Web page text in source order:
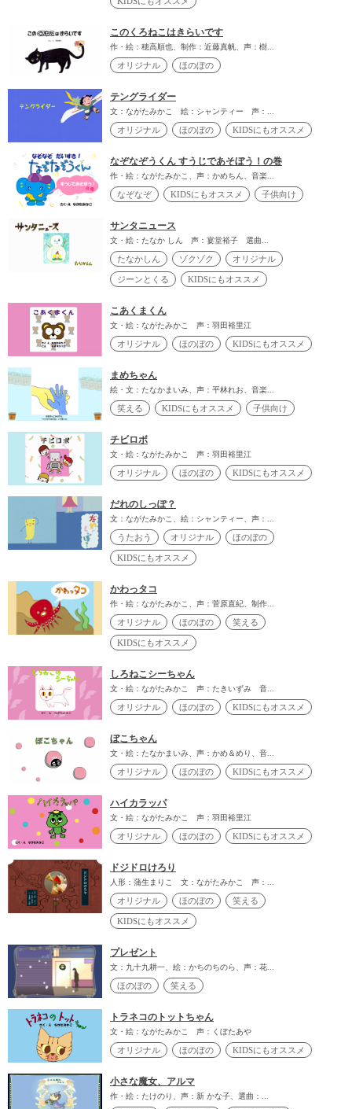
このくろねこはきらいです
作・絵：穂高順也、制作：近藤真帆、声：樹...
オリジナル ほのぼの
テングライダー
文：ながたみかこ 絵：シャンティー 声：...
オリジナル ほのぼの KIDSにもオススメ
なぞなぞうくん すうじであそぼう！の巻
作・絵：ながたみかこ、声：かめちん、音楽...
なぞなぞ KIDSにもオススメ 子供向け
サンタニュース
文・絵：たなか しん 声：宴堂裕子 選曲...
たなかしん ゾクゾク オリジナル
ジーンとくる KIDSにもオススメ
こあくまくん
文・絵：ながたみかこ 声：羽田裕里江
オリジナル ほのぼの KIDSにもオススメ
まめちゃん
絵・文：たなかまいみ、声：平林れお、音楽...
笑える KIDSにもオススメ 子供向け
チビロボ
文・絵：ながたみかこ 声：羽田裕里江
オリジナル ほのぼの KIDSにもオススメ
だれのしっぽ？
文：ながたみかこ、絵：シャンティー、声：...
うたおう オリジナル ほのぼの
KIDSにもオススメ
かわっタコ
作・絵：ながたみかこ、声：菅原直紀、制作...
オリジナル ほのぼの 笑える
KIDSにもオススメ
しろねこシーちゃん
文・絵：ながたみかこ 声：たきいずみ 音...
オリジナル ほのぼの KIDSにもオススメ
ぼこちゃん
文・絵：たなかまいみ、声：かめ＆めり、音...
オリジナル ほのぼの KIDSにもオススメ
ハイカラッパ
文・絵：ながたみかこ 声：羽田裕里江
オリジナル ほのぼの KIDSにもオススメ
ドジドロけろり
人形：蒲生まりこ 文：ながたみかこ 声：...
オリジナル ほのぼの 笑える
KIDSにもオススメ
プレゼント
文：九十九耕一、絵：かちのちのら、声：花...
ほのぼの 笑える
トラネコのトットちゃん
文・絵：ながたみかこ 声：くぼたあや
オリジナル ほのぼの KIDSにもオススメ
小さな魔女、アルマ
作・絵：たけのり、声：新 かな子、選曲：...